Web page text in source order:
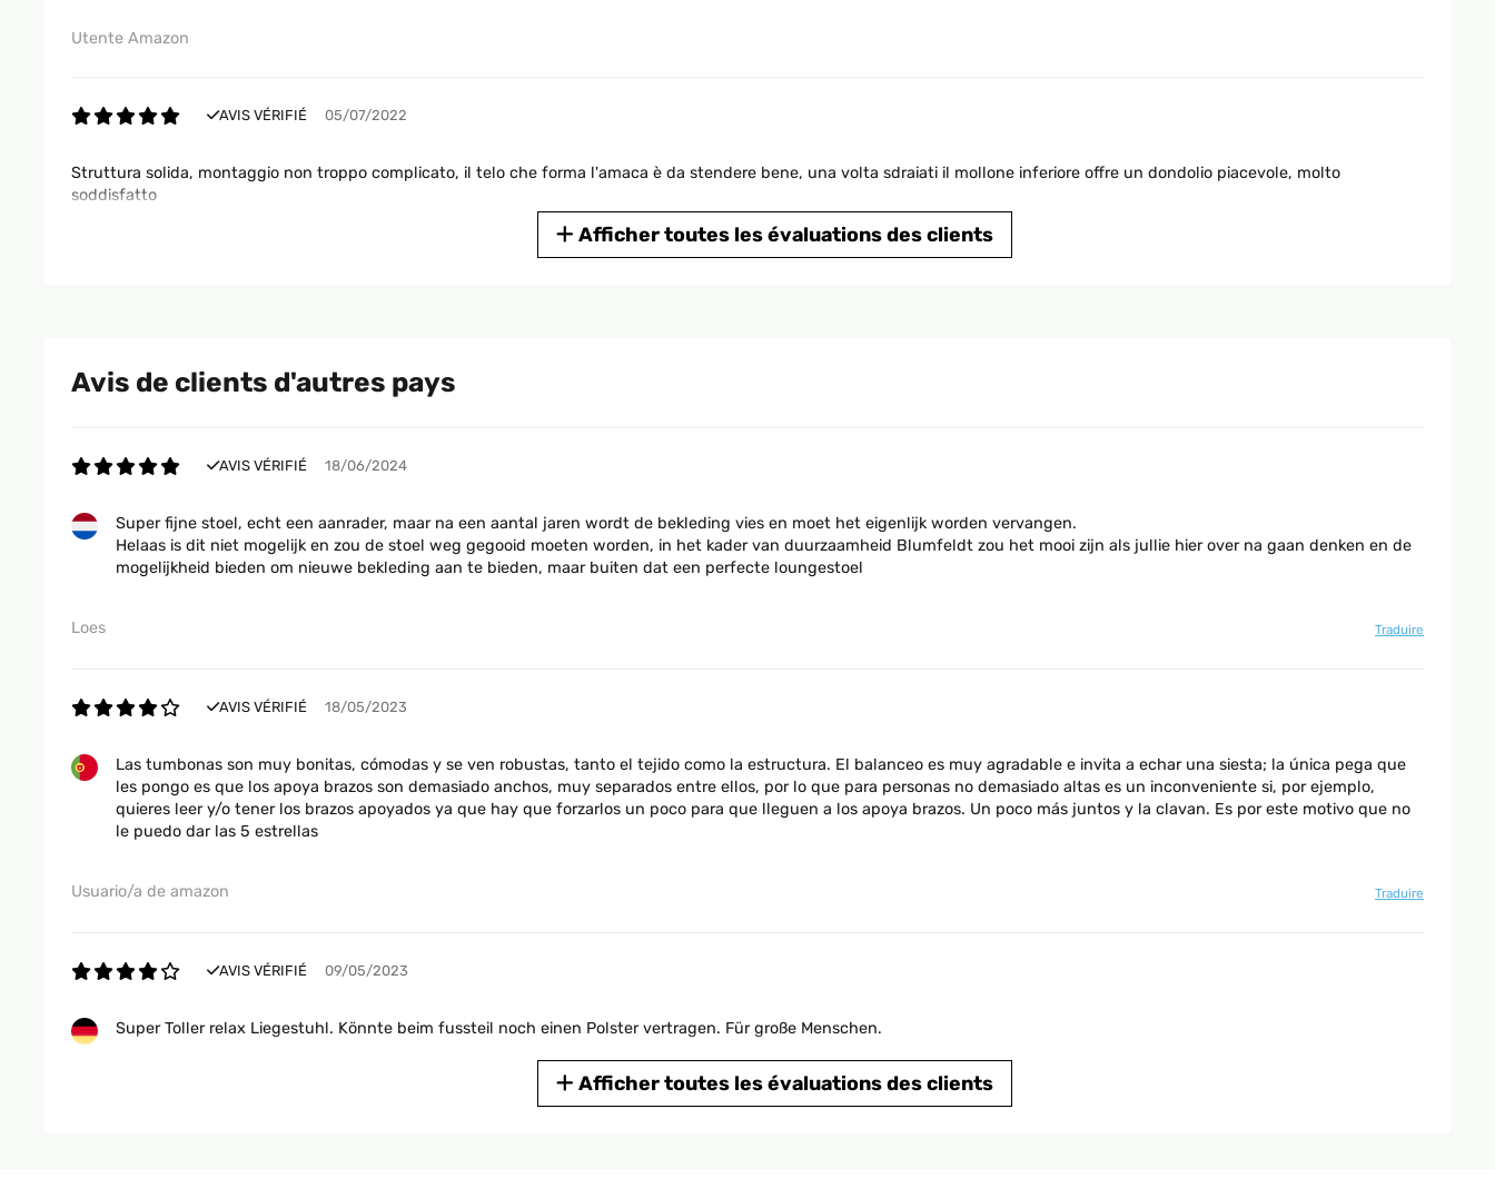
Utente Amazon
AVIS VÉRIFIÉ 05/07/2022
Struttura solida, montaggio non troppo complicato, il telo che forma l'amaca è da stendere bene, una volta sdraiati il mollone inferiore offre un dondolio piacevole, molto
soddisfatto
COMODISSIMO E FUNZIONALE
AVIS VÉRIFIÉ 29/05/2022
Utente Amazon
AVIS VÉRIFIÉ 29/04/2022
Impossibile caricare il contenuto multimediale. Molto bello ,comodo, arrivato in anticipo
Utente Amazon
Sedia che è più una sdraio comodissima, io la uso bel portico di casa dopo pranzo ed è comodissima, mi sono appisolato tantissime volte. Per montarla ci ho passato un po di tempo
Utente Amazon
Afficher toutes les évaluations des clients
Avis de clients d'autres pays
AVIS VÉRIFIÉ 18/06/2024
Super fijne stoel, echt een aanrader, maar na een aantal jaren wordt de bekleding vies en moet het eigenlijk worden vervangen.
Helaas is dit niet mogelijk en zou de stoel weg gegooid moeten worden, in het kader van duurzaamheid Blumfeldt zou het mooi zijn als jullie hier over na gaan denken en de
mogelijkheid bieden om nieuwe bekleding aan te bieden, maar buiten dat een perfecte loungestoel
Loes Traduire
AVIS VÉRIFIÉ 18/05/2023
Las tumbonas son muy bonitas, cómodas y se ven robustas, tanto el tejido como la estructura. El balanceo es muy agradable e invita a echar una siesta; la única pega que
les pongo es que los apoya brazos son demasiado anchos, muy separados entre ellos, por lo que para personas no demasiado altas es un inconveniente si, por ejemplo,
quieres leer y/o tener los brazos apoyados ya que hay que forzarlos un poco para que lleguen a los apoya brazos. Un poco más juntos y la clavan. Es por este motivo que no
le puedo dar las 5 estrellas
Usuario/a de amazon Traduire
AVIS VÉRIFIÉ 09/05/2023
Super Toller relax Liegestuhl. Könnte beim fussteil noch einen Polster vertragen. Für große Menschen.
Afficher toutes les évaluations des clients